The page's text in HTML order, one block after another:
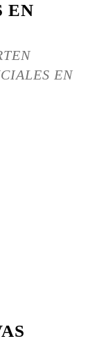
EN
EN